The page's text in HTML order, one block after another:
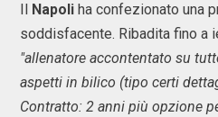
Napoli ha confezionato una
soddisfacente. Ribadita fino a
"allenatore accontentato su
aspetti in bilico (tipo certi
Contratto: 2 anni più opzione